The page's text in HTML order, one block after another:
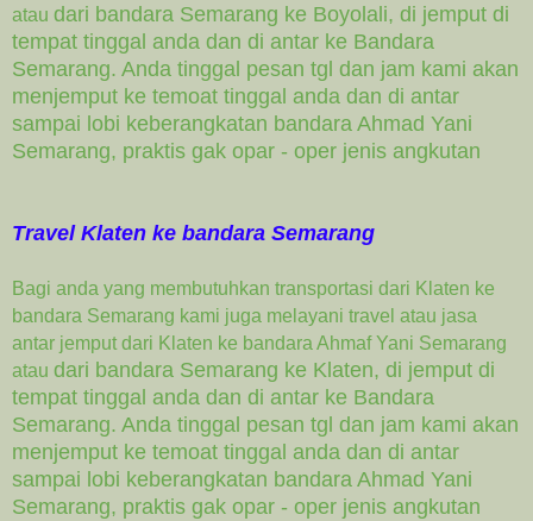
atau dari bandara Semarang ke Boyolali, di jemput di
tempat tinggal anda dan di antar ke Bandara
Semarang. Anda tinggal pesan tgl dan jam kami akan
menjemput ke temoat tinggal anda dan di antar
sampai lobi keberangkatan bandara Ahmad Yani
Semarang, praktis gak opar - oper jenis angkutan
Travel Klaten ke bandara Semarang
Bagi anda yang membutuhkan transportasi dari Klaten ke
bandara Semarang kami juga melayani travel atau jasa
antar jemput dari Klaten ke bandara Ahmaf Yani Semarang
atau dari bandara Semarang ke Klaten, di jemput di
tempat tinggal anda dan di antar ke Bandara
Semarang. Anda tinggal pesan tgl dan jam kami akan
menjemput ke temoat tinggal anda dan di antar
sampai lobi keberangkatan bandara Ahmad Yani
Semarang, praktis gak opar - oper jenis angkutan